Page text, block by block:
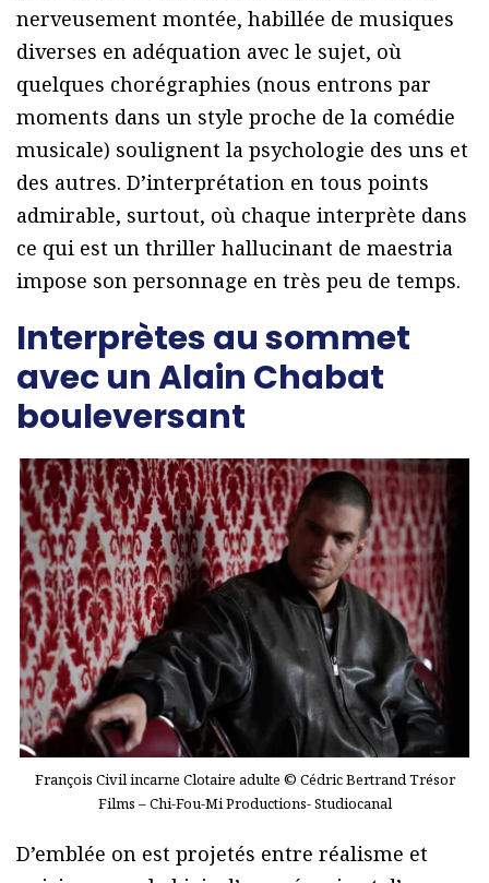
nerveusement montée, habillée de musiques
diverses en adéquation avec le sujet, où
quelques chorégraphies (nous entrons par
moments dans un style proche de la comédie
musicale) soulignent la psychologie des uns et
des autres. D’interprétation en tous points
admirable, surtout, où chaque interprète dans
ce qui est un thriller hallucinant de maestria
impose son personnage en très peu de temps.
Interprètes au sommet
avec un Alain Chabat
bouleversant
François Civil incarne Clotaire adulte © Cédric Bertrand Trésor
Films – Chi-Fou-Mi Productions- Studiocanal
D’emblée on est projetés entre réalisme et